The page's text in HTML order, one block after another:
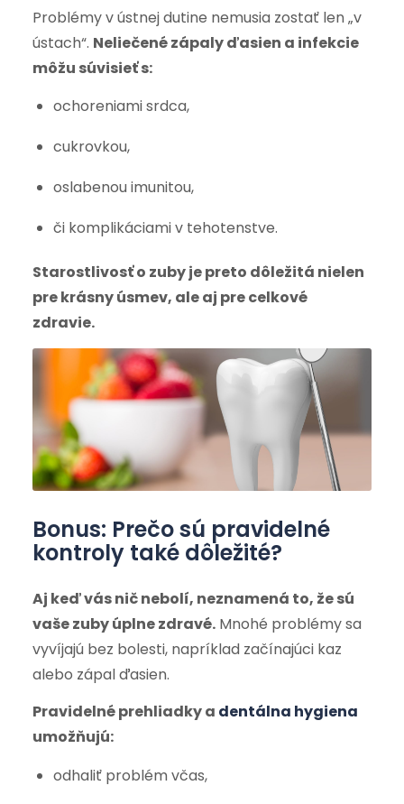
Problémy v ústnej dutine nemusia zostať len „v
ústach“. Neliečené zápaly ďasien a infekcie
môžu súvisieť s:
ochoreniami srdca,
cukrovkou,
oslabenou imunitou,
či komplikáciami v tehotenstve.
Starostlivosť o zuby je preto dôležitá nielen
pre krásny úsmev, ale aj pre celkové
zdravie.
Bonus: Prečo sú pravidelné
kontroly také dôležité?
Aj keď vás nič nebolí, neznamená to, že sú
vaše zuby úplne zdravé.Mnohé problémy sa
vyvíjajú bez bolesti, napríklad začínajúci kaz
alebo zápal ďasien.
Pravidelné prehliadky a dentálna hygiena
umožňujú:
odhaliť problém včas,